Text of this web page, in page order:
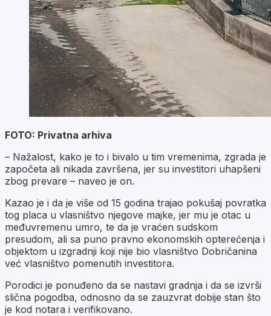
FOTO: Privatna arhiva
– Nažalost, kako je to i bivalo u tim vremenima, zgrada je
započeta ali nikada završena, jer su investitori uhapšeni
zbog prevare – naveo je on.
Kazao je i da je više od 15 godina trajao pokušaj povratka
tog placa u vlasništvo njegove majke, jer mu je otac u
međuvremenu umro, te da je vraćen sudskom
presudom, ali sa puno pravno ekonomskih opterećenja i
objektom u izgradnji koji nije bio vlasništvo Dobričanina
već vlasništvo pomenutih investitora.
Porodici je ponuđeno da se nastavi gradnja i da se izvrši
slična pogodba, odnosno da se zauzvrat dobije stan što
je kod notara i verifikovano.